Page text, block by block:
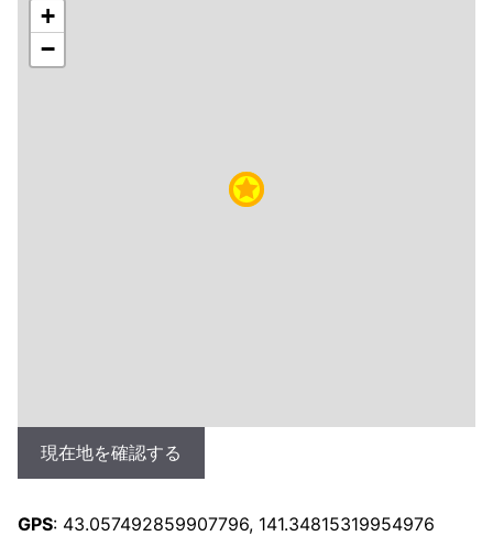
+
−
現在地を確認する
GPS: 43.057492859907796, 141.34815319954976